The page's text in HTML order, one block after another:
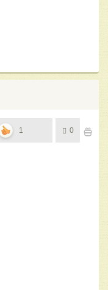
1 0